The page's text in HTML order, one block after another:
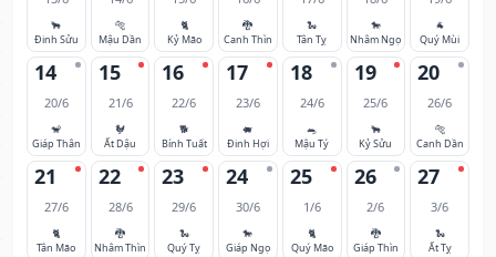
🐂
Đinh Sửu
🐅
Mậu Dần
🐈
Kỷ Mão
🐉
Canh Thìn
🐍
Tân Tỵ
🐎
Nhâm Ngọ
🐐
Quý Mùi
14
20/6
🐒
Giáp Thân
15
21/6
🐓
Ất Dậu
16
22/6
🐕
Bính Tuất
17
23/6
🐖
Đinh Hợi
18
24/6
🐀
Mậu Tý
19
25/6
🐂
Kỷ Sửu
20
26/6
🐅
Canh Dần
21
27/6
🐈
Tân Mão
22
28/6
🐉
Nhâm Thìn
23
29/6
🐍
Quý Tỵ
24
30/6
🐎
Giáp Ngọ
25
1/6
🐈
Quý Mão
26
2/6
🐉
Giáp Thìn
27
3/6
🐍
Ất Tỵ